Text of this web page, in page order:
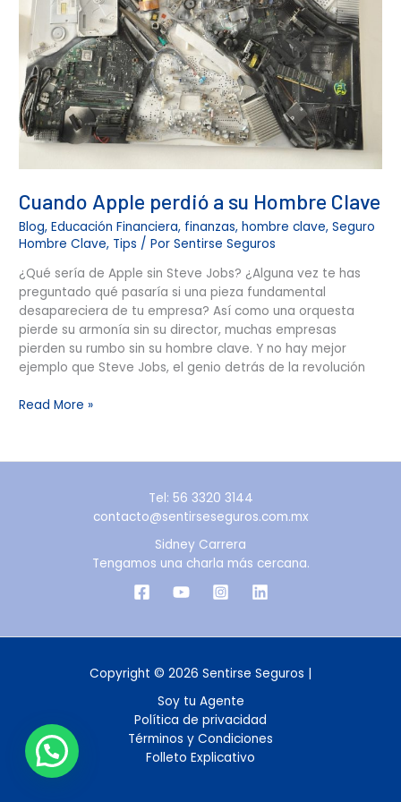
Cuando Apple perdió a su Hombre Clave
Blog,Educación Financiera, finanzas,hombre clave,Seguro
Hombre Clave, Tips / PorSentirse Seguros
¿Qué sería de Apple sin Steve Jobs? ¿Alguna vez te has
preguntado qué pasaría si una pieza fundamental
desapareciera de tu empresa? Así como una orquesta
pierde su armonía sin su director, muchas empresas
pierden su rumbo sin su hombre clave. Y no hay mejor
ejemplo que Steve Jobs, el genio detrás de la revolución
Read More »
Tel: 56 3320 3144
contacto@sentirseseguros.com.mx
Sidney Carrera
Tengamos una charla más cercana.
Copyright © 2026 Sentirse Seguros |
Soy tu Agente
Política de privacidad
Términos y Condiciones
Folleto Explicativo